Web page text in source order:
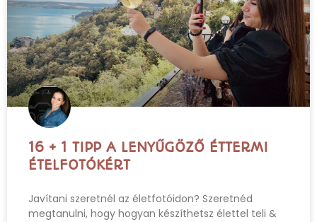
16 + 1 TIPP A LENYŰGÖZŐ ÉTTERMI
ÉTELFOTÓKÉRT
Javítani szeretnél az életfotóidon? Szeretnéd
megtanulni, hogy hogyan készíthetsz élettel teli &